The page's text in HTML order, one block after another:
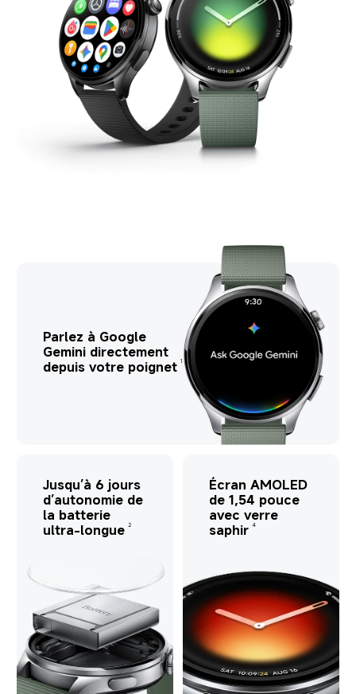
Parlez à Google
Gemini directement
depuis votre poignet 1
Jusqu’à 6 jours
d’autonomie de
la batterie
ultra-longue 2
Écran AMOLED
de 1,54 pouce
avec verre
saphir 4